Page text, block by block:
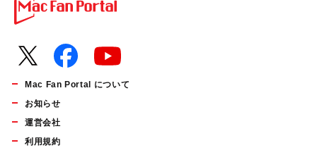
Mac Fan Portal について
お知らせ
運営会社
利用規約